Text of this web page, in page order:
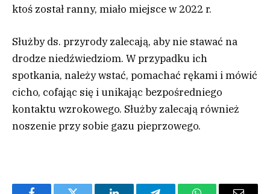
ktoś został ranny, miało miejsce w 2022 r.
Służby ds. przyrody zalecają, aby nie stawać na
drodze niedźwiedziom. W przypadku ich
spotkania, należy wstać, pomachać rękami i mówić
cicho, cofając się i unikając bezpośredniego
kontaktu wzrokowego. Służby zalecają również
noszenie przy sobie gazu pieprzowego.